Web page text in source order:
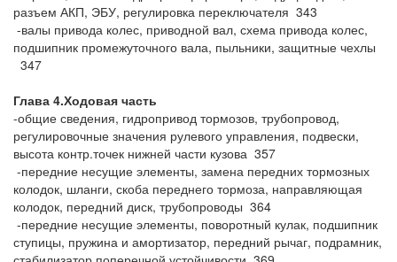
разъем АКП, ЭБУ, регулировка переключателя 343
-валы привода колес, приводной вал, схема привода колес,
подшипник промежуточного вала, пыльники, защитные чехлы
347
Глава 4.Ходовая часть
-общие сведения, гидропривод тормозов, трубопровод,
регулировочные значения рулевого управления, подвески,
высота контр.точек нижней части кузова 357
-передние несущие элементы, замена передних тормозных
колодок, шланги, скоба переднего тормоза, направляющая
колодок, передний диск, трубопроводы 364
-передние несущие элементы, поворотный кулак, подшипник
ступицы, пружина и амортизатор, передний рычаг, подрамник,